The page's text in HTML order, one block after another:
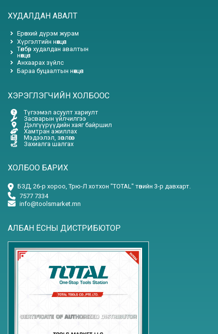
ХУДАЛДАН АВАЛТ
Ерөнхий дүрэм журам
Хүргэлтийн нөхцөл
Төлбөр худалдан авалтын
нөхцөл
Анхаарах зүйлс
Бараа буцаалтын нөхцөл
ХЭРЭГЛЭГЧИЙН ХОЛБООС
Түгээмэл асуулт хариулт
Засварын үйлчилгээ
Дэлгүүрүүдийн хаяг байршил
Хамтран ажиллах
Мэдээлэл, зөвлөгөө
Захиалга шалгах
ХОЛБОО БАРИХ
БЗД, 26-р хороо, Трю-Л хотхон "TOTAL" төвийн 3-р давхарт.
7577 7334
info@toolsmarket.mn
АЛБАН ЁСНЫ ДИСТРИБЮТОР